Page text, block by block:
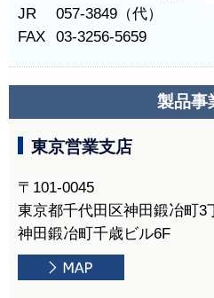
JR
057-3849（代）
FAX
03-3256-5659
製品事
東京営業支店
〒101-0045
東京都千代田区神田鍛冶町3
神田鍛冶町千歳ビル6F